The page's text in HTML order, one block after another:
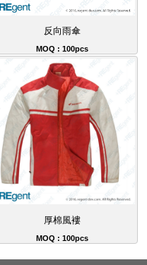
反向雨傘
MOQ : 100pcs
厚棉風褸
MOQ : 100pcs